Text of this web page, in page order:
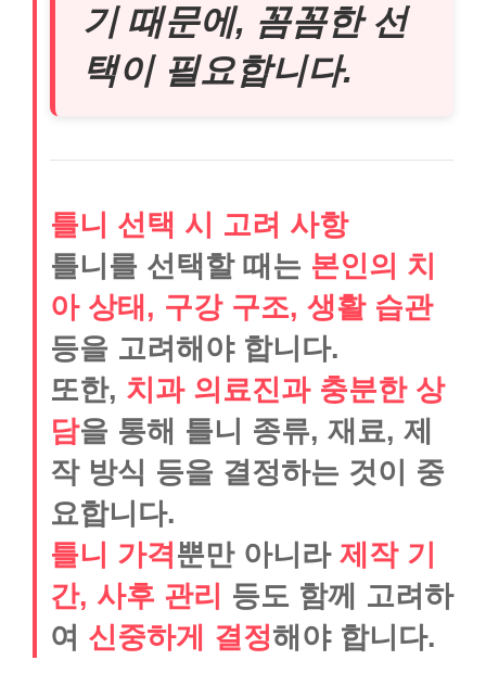
기 때문에, 꼼꼼한 선
택이 필요합니다.
틀니 선택 시 고려 사항
틀니를 선택할 때는 본인의 치
아 상태, 구강 구조, 생활 습관
등을 고려해야 합니다.
또한, 치과 의료진과 충분한 상
담을 통해 틀니 종류, 재료, 제
작 방식 등을 결정하는 것이 중
요합니다.
틀니 가격뿐만 아니라 제작 기
간, 사후 관리 등도 함께 고려하
여 신중하게 결정해야 합니다.